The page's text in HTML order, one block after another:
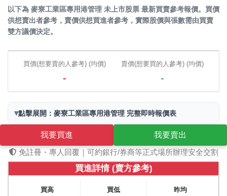
以下為 麥寮工業區專用港管理 未上市股票 最新買賣參考報價。買價
供想賣出者參考，賣價供想買進者參考，實際股價與張數需由買賣
雙方議價決定。
買價(想要賣的人參考) (均價)
-
賣價(想要買的人參考) (均價)
-
▾點擊展開：麥寮工業區專用港管理 完整即時報價表
我要買進
我要賣出
免註冊・專人回覆｜可約銀行/券商等正式場所辦理安全交割
買進詳情 (賣方參考)
買高 買低 昨均